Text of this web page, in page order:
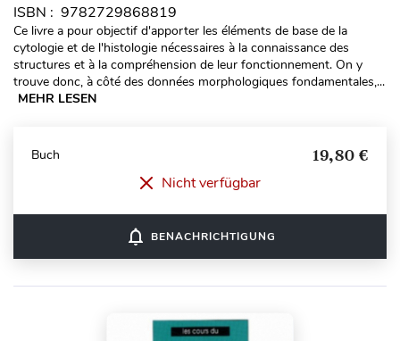
ISBN : 9782729868819
Ce livre a pour objectif d'apporter les éléments de base de la
cytologie et de l'histologie nécessaires à la connaissance des
structures et à la compréhension de leur fonctionnement. On y
trouve donc, à côté des données morphologiques fondamentales,...
MEHR LESEN
Buch 19,80 €
Nicht verfügbar
notifications_none BENACHRICHTIGUNG